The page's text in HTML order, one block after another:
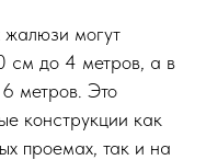
жалюзи могут
см до 4 метров, а в
метров. Это
конструкции как
проемах, так и на